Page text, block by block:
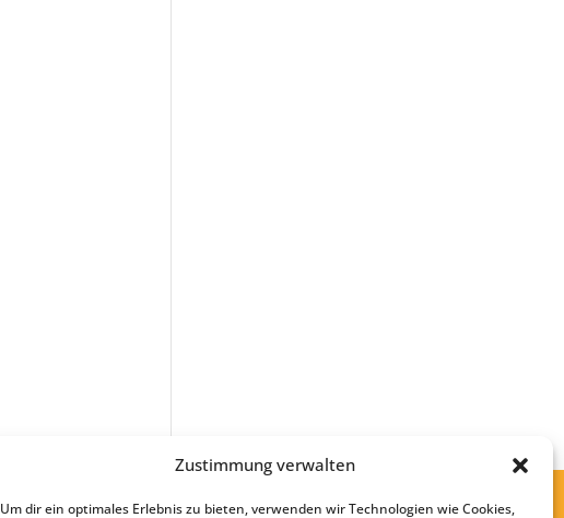
Zustimmung verwalten
Um dir ein optimales Erlebnis zu bieten, verwenden wir Technologien wie Cookies,